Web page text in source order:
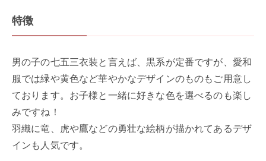
特徴
男の子の七五三衣装と言えば、黒系が定番ですが、愛和
服では緑や黄色など華やかなデザインのものもご用意し
ております。お子様と一緒に好きな色を選べるのも楽し
みですね！
羽織に竜、虎や鷹などの勇壮な絵柄が描かれてあるデザ
インも人気です。